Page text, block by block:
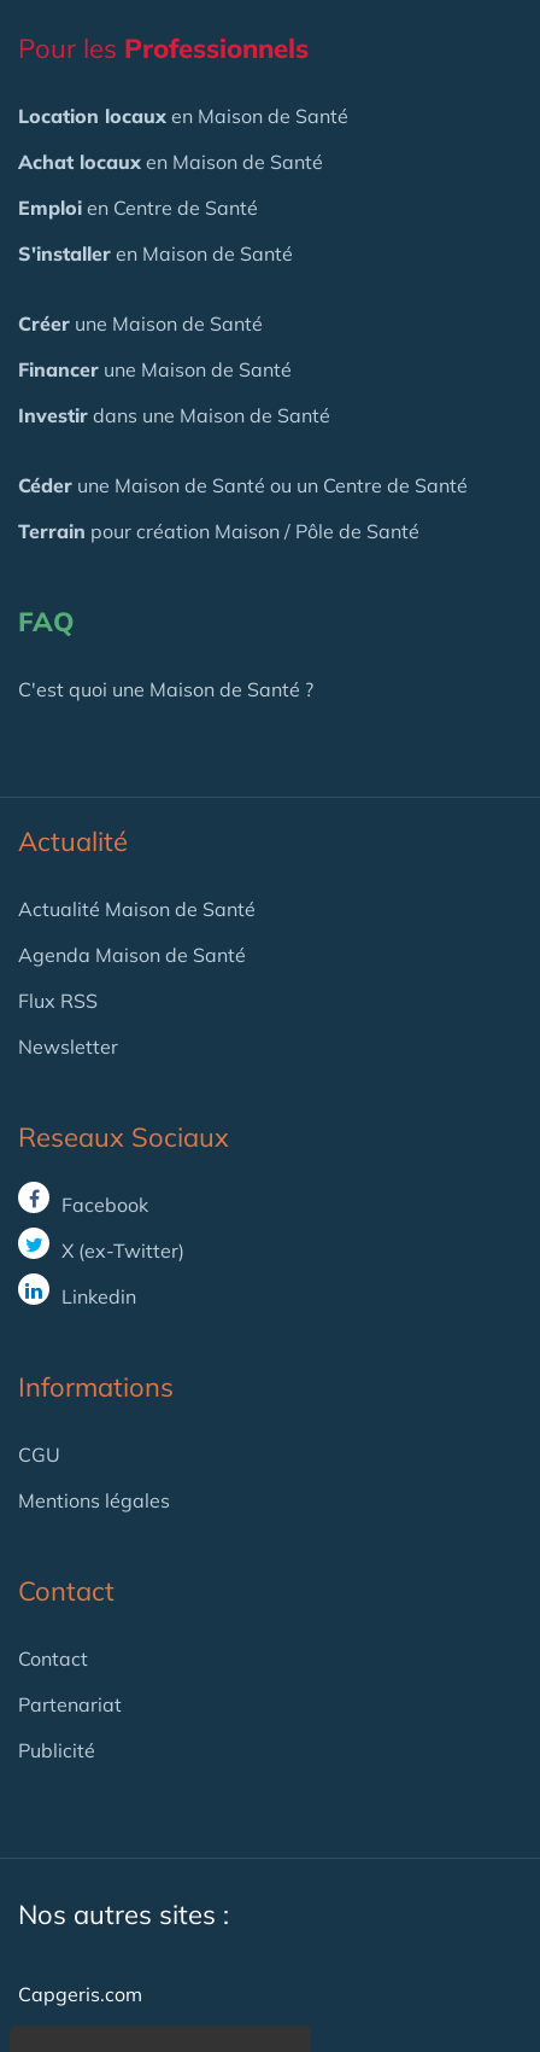
Pour les Professionnels
Location locaux en Maison de Santé
Achat locaux en Maison de Santé
Emploi en Centre de Santé
S'installer en Maison de Santé
Créer une Maison de Santé
Financer une Maison de Santé
Investir dans une Maison de Santé
Céder une Maison de Santé ou un Centre de Santé
Terrain pour création Maison / Pôle de Santé
FAQ
C'est quoi une Maison de Santé ?
Actualité
Actualité Maison de Santé
Agenda Maison de Santé
Flux RSS
Newsletter
Reseaux Sociaux
Facebook
X (ex-Twitter)
Linkedin
Informations
CGU
Mentions légales
Contact
Contact
Partenariat
Publicité
Nos autres sites :
Capgeris.com